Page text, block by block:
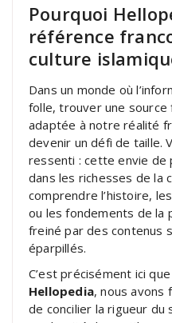
Pourquoi
référence
culture
Dans un monde où
folle, trouver une
adaptée à notre réalité
devenir un défi de taille.
ressenti : cette envie de
dans les richesses de la
comprendre l’histoire,
ou les fondements de
freiné par des contenus
éparpillés.
C’est précisément ici
Hellopedia, nous avons
de concilier la rigueur du